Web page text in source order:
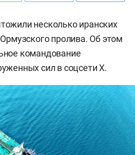
несколько иранских
пролива. Об этом
командование
сил в соцсети X.